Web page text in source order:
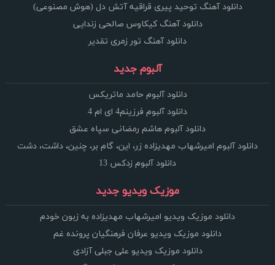
دانلود آهنگ توحید پیری قراقیه آتش دل (هوش مصنوعی)
دانلود آهنگ کیکاوس صالحی زندایی
دانلود آهنگ تور زمری تقدیر
آلبوم جدید
دانلود آلبوم حامد ماتریکس
دانلود آلبوم فرزینم4 ای ام 4
دانلود آلبوم هاشم رمضانی سپاه عشق
دانلود آلبوم امیرشهاب مهدیزاده زر، این، گام بر، چنین، داشت، دشت
دانلود آلبوم زدکس 13
موزیک ویدیو جدید
دانلود موزیک ویدیو امیرشهاب مهدیزاده به زبون خودم
دانلود موزیک ویدیو عرفان فرهنگیان پرونده غم
دانلود موزیک ویدیو علی جبلی آزادی